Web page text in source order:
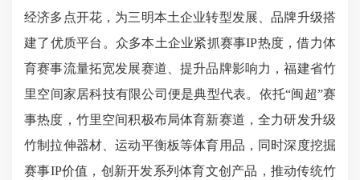
经济多点开花，为三明本土企业转型发展、品牌升级搭
建了优质平台。众多本土企业紧抓赛事IP热度，借力体
育赛事流量拓宽发展赛道、提升品牌影响力，福建省竹
里空间家居科技有限公司便是典型代表。依托“闽超”赛
事热度，竹里空间积极布局体育新赛道，全力研发升级
竹制拉伸器材、运动平衡板等体育用品，同时深度挖掘
赛事IP价值，创新开发系列体育文创产品，推动传统竹